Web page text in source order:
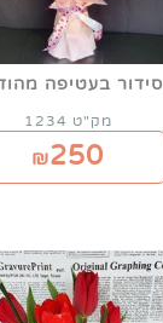
סידור בעטיפה
מק"ט 1234
₪250